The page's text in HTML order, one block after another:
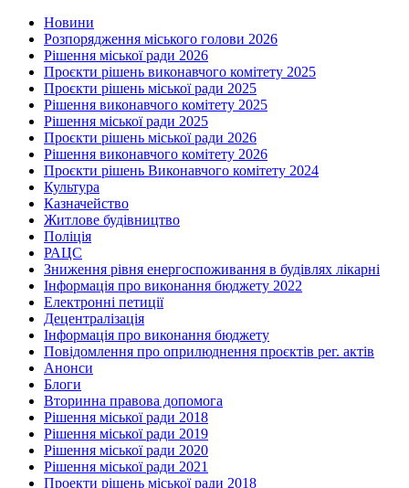
Новини
Розпорядження міського голови 2026
Рішення міської ради 2026
Проєкти рішень виконавчого комітету 2025
Проєкти рішень міської ради 2025
Рішення виконавчого комітету 2025
Рішення міської ради 2025
Проєкти рішень міської ради 2026
Рішення виконавчого комітету 2026
Проєкти рішень Виконавчого комітету 2024
Культура
Казначейство
Житлове будівництво
Поліція
РАЦС
Зниження рівня енергоспоживання в будівлях лікарні
Інформація про виконання бюджету 2022
Електронні петиції
Децентралізація
Інформація про виконання бюджету
Повідомлення про оприлюднення проєктів рег. актів
Анонси
Блоги
Вторинна правова допомога
Рішення міської ради 2018
Рішення міської ради 2019
Рішення міської ради 2020
Рішення міської ради 2021
Проекти рішень міської ради 2018